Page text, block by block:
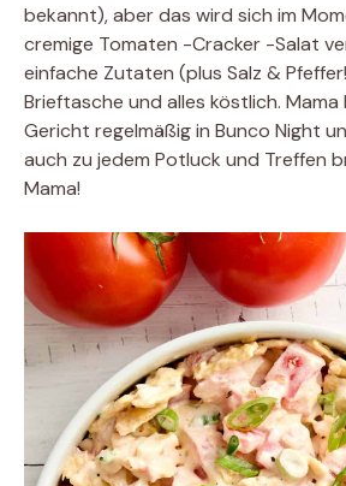
bekannt), aber das wird sich im
cremige Tomaten -Cracker -Salat
einfache Zutaten (plus Salz &
Brieftasche und alles köstlich.
Gericht regelmäßig in Bunco Night
auch zu jedem Potluck und Treffen
Mama!